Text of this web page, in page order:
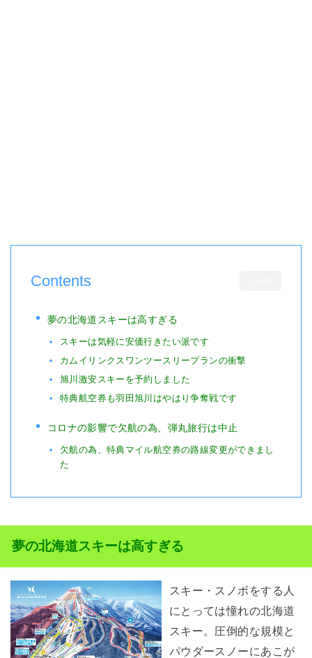
Contents
夢の北海道スキーは高すぎる
スキーは気軽に安価行きたい派です
カムイリンクスワンツースリープランの衝撃
旭川激安スキーを予約しました
特典航空券も羽田旭川はやはり争奪戦です
コロナの影響で欠航の為、弾丸旅行は中止
欠航の為、特典マイル航空券の路線変更ができまし
た
夢の北海道スキーは高すぎる
スキー・スノボをする人
にとっては憧れの北海道
スキー。圧倒的な規模と
パウダースノーにあこが